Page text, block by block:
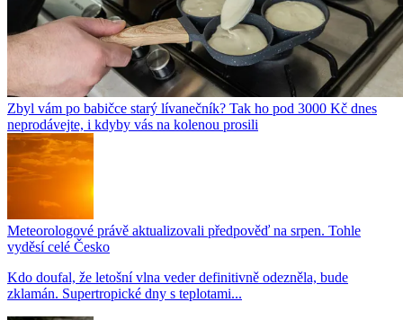
Zbyl vám po babičce starý lívanečník? Tak ho pod 3000 Kč dnes
neprodávejte, i kdyby vás na kolenou prosili
Meteorologové právě aktualizovali předpověď na srpen. Tohle
vyděsí celé Česko
Kdo doufal, že letošní vlna veder definitivně odezněla, bude
zklamán. Supertropické dny s teplotami...